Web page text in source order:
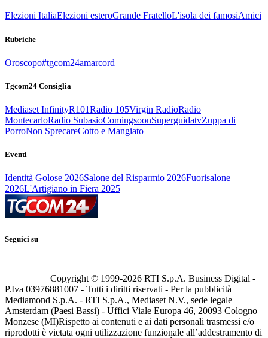
Elezioni ItaliaElezioni esteroGrande FratelloL'isola dei famosiAmici
Rubriche
Oroscopo#tgcom24amarcord
Tgcom24 Consiglia
Mediaset InfinityR101Radio 105Virgin RadioRadio
MontecarloRadio SubasioComingsoonSuperguidatvZuppa di
PorroNon SprecareCotto e Mangiato
Eventi
Identità Golose 2026Salone del Risparmio 2026Fuorisalone
2026L'Artigiano in Fiera 2025
Seguici su
Copyright © 1999-2026 RTI S.p.A. Business Digital -
P.Iva 03976881007 - Tutti i diritti riservati - Per la pubblicità
Mediamond S.p.A. - RTI S.p.A., Mediaset N.V., sede legale
Amsterdam (Paesi Bassi) - Uffici Viale Europa 46, 20093 Cologno
Monzese (MI)Rispetto ai contenuti e ai dati personali trasmessi e/o
riprodotti è vietata ogni utilizzazione funzionale all’addestramento di